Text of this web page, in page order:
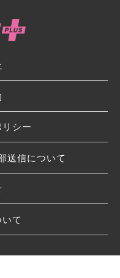
シー
送信について
て